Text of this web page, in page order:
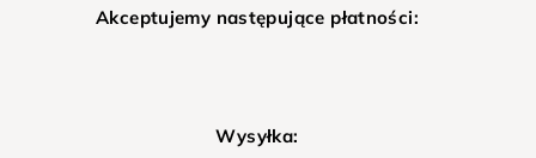
Akceptujemy następujące płatności:
Wysyłka: